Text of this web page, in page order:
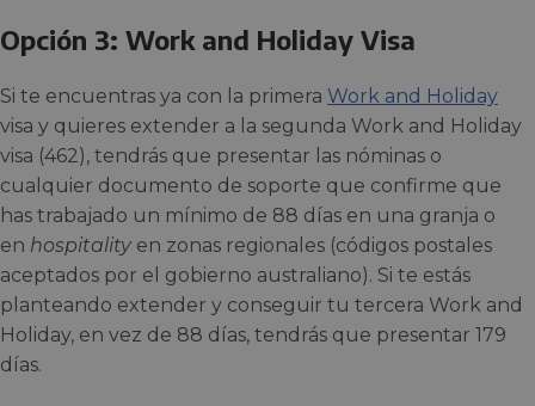
Opción 3: Work and Holiday Visa
Si te encuentras ya con la primera Work and Holiday
visa y quieres extender a la segunda Work and Holiday
visa (462), tendrás que presentar las nóminas o
cualquier documento de soporte que confirme que
has trabajado un mínimo de 88 días en una granja o
en hospitality en zonas regionales (códigos postales
aceptados por el gobierno australiano). Si te estás
planteando extender y conseguir tu tercera Work and
Holiday, en vez de 88 días, tendrás que presentar 179
días.